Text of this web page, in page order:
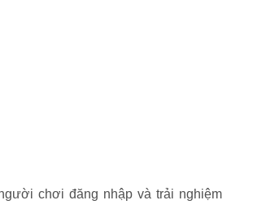
chơi đăng nhập và trải nghiệm